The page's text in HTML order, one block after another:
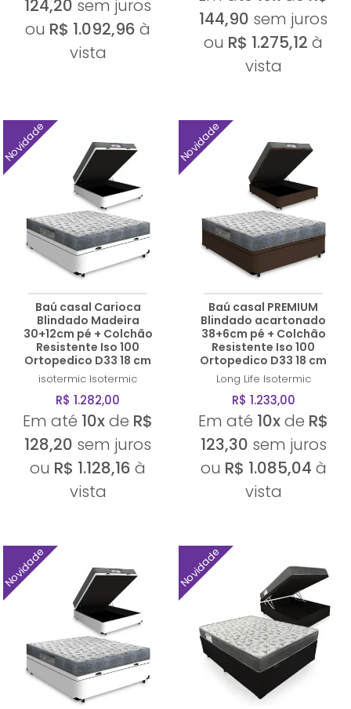
124,20 sem juros
ou R$ 1.092,96 à
vista
144,90 sem juros
ou R$ 1.275,12 à
vista
Novidade
Baú casal Carioca
Blindado Madeira
30+12cm pé + Colchão
Resistente Iso 100
Ortopedico D33 18 cm
isotermic Isotermic
R$ 1.282,00
Em até 10xde R$
128,20 sem juros
ou R$ 1.128,16 à
vista
Novidade
Baú casal PREMIUM
Blindado acartonado
38+6cm pé + Colchão
Resistente Iso 100
Ortopedico D33 18 cm
Long Life Isotermic
R$ 1.233,00
Em até 10xde R$
123,30 sem juros
ou R$ 1.085,04 à
vista
Novidade Novidade